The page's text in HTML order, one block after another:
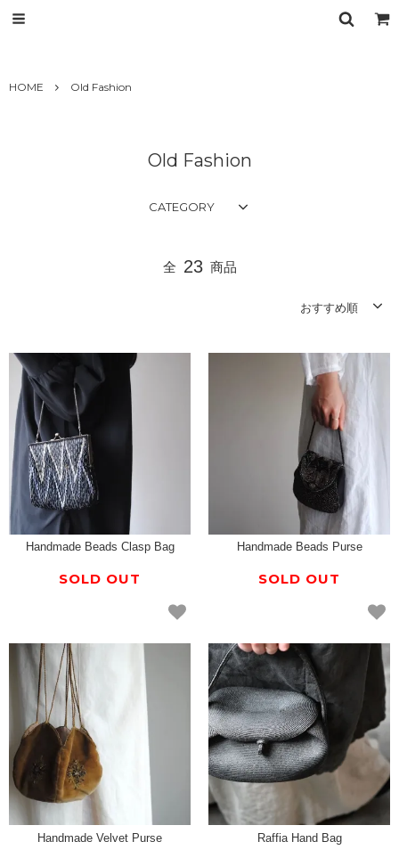
HOME Old Fashion
Old Fashion
CATEGORY
全 23 商品
Handmade Beads Clasp Bag
SOLD OUT
Handmade Beads Purse
SOLD OUT
Handmade Velvet Purse Raffia Hand Bag